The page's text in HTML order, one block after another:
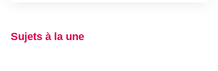
Sujets à la une